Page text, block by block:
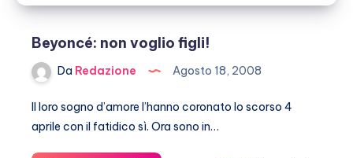
Beyoncé: non voglio figli!
Da Redazione Agosto 18, 2008
Il loro sogno d’amore l’hanno coronato lo scorso 4
aprile con il fatidico sì. Ora sono in…